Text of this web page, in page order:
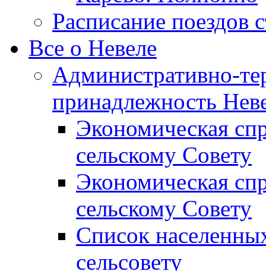
Расписание поездов
Все о Невеле
Административно-
принадлежность
Экономическая
сельскому Совету
Экономическая
сельскому Совету
Список
сельсовету